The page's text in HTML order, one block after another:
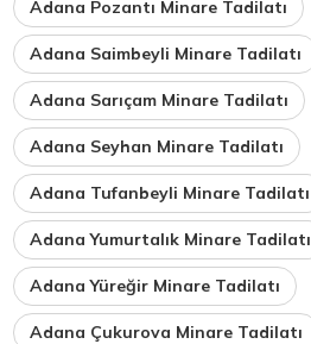
Adana Pozantı Minare Tadilatı
Adana Saimbeyli Minare Tadilatı
Adana Sarıçam Minare Tadilatı
Adana Seyhan Minare Tadilatı
Adana Tufanbeyli Minare Tadilatı
Adana Yumurtalık Minare Tadilatı
Adana Yüreğir Minare Tadilatı
Adana Çukurova Minare Tadilatı